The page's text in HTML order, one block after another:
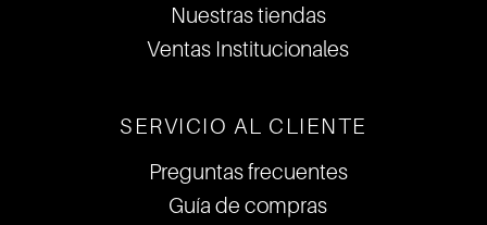
Nuestras tiendas
Ventas Institucionales
SERVICIO AL CLIENTE
Preguntas frecuentes
Guía de compras